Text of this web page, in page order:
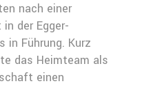
nach einer
der Egger-
in Führung. Kurz
das Heimteam als
einen